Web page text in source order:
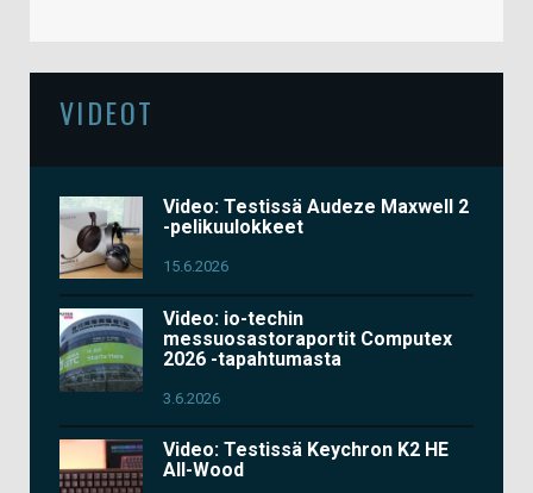
VIDEOT
Video: Testissä Audeze Maxwell 2
-pelikuulokkeet
15.6.2026
Video: io-techin
messuosastoraportit Computex
2026 -tapahtumasta
3.6.2026
Video: Testissä Keychron K2 HE
All-Wood